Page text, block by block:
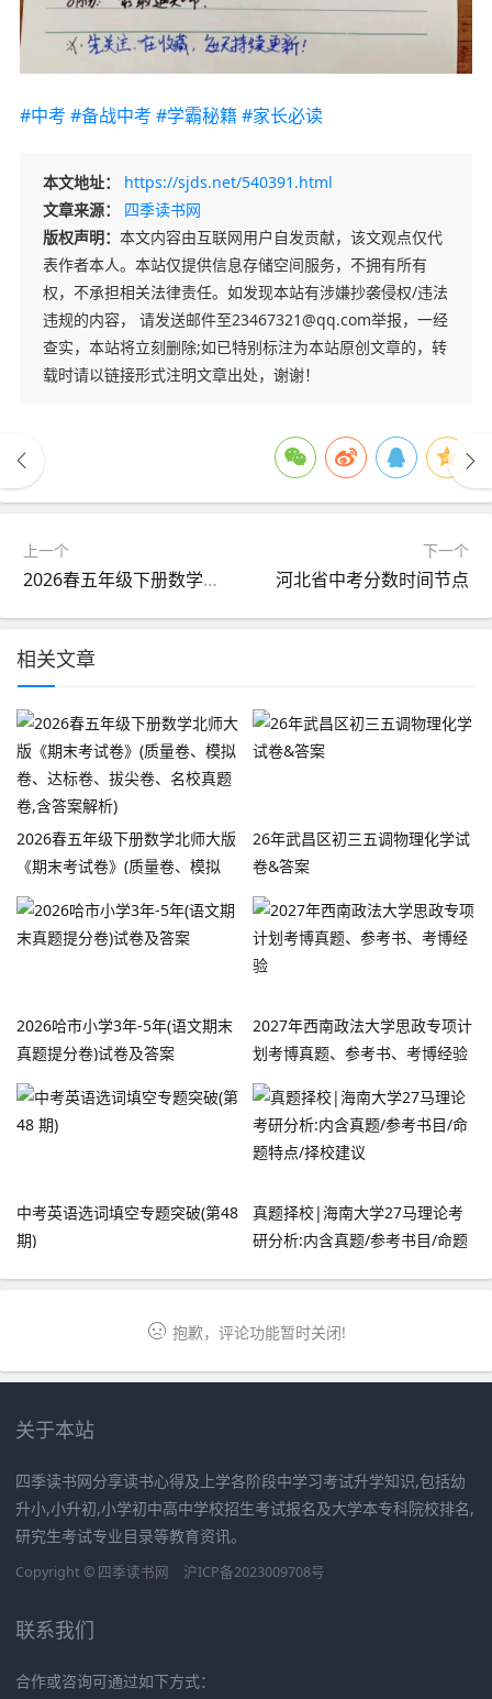
#中考 #备战中考 #学霸秘籍 #家长必读
本文地址：
https://sjds.net/540391.html
文章来源：
四季读书网
版权声明： 本文内容由互联网用户自发贡献，该文观点仅代
表作者本人。本站仅提供信息存储空间服务，不拥有所有
权，不承担相关法律责任。如发现本站有涉嫌抄袭侵权/违法
违规的内容， 请发送邮件至23467321@qq.com举报，一经
查实，本站将立刻删除;如已特别标注为本站原创文章的，转
载时请以链接形式注明文章出处，谢谢！
上一个
2026春五年级下册数学北师大版《期末考试卷》(质量卷、模拟卷、达标卷、拔尖卷、名校真题卷,含答案解析)
下一个
河北省中考分数时间节点
相关文章
2026春五年级下册数学北师大版
《期末考试卷》(质量卷、模拟
卷、达标卷、拔尖卷、名校真题
卷,含答案解析)
26年武昌区初三五调物理化学试
卷&答案
2026哈市小学3年-5年(语文期末
真题提分卷)试卷及答案
2027年西南政法大学思政专项计
划考博真题、参考书、考博经验
中考英语选词填空专题突破(第48
期)
真题择校|海南大学27马理论考
研分析:内含真题/参考书目/命题
抱歉，评论功能暂时关闭!
关于本站
四季读书网分享读书心得及上学各阶段中学习考试升学知识,包括幼
升小,小升初,小学初中高中学校招生考试报名及大学本专科院校排名,
研究生考试专业目录等教育资讯。
Copyright © 四季读书网 沪ICP备2023009708号
联系我们
合作或咨询可通过如下方式：